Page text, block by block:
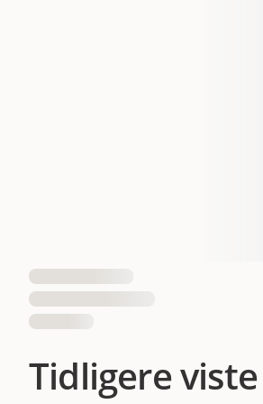
Tidligere